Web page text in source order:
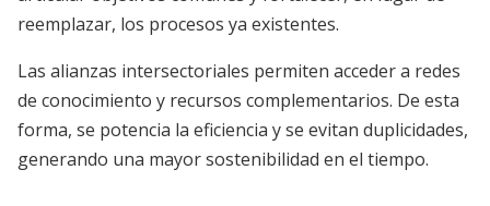
reemplazar, los procesos ya existentes.
Las alianzas intersectoriales permiten acceder a redes
de conocimiento y recursos complementarios. De esta
forma, se potencia la eficiencia y se evitan duplicidades,
generando una mayor sostenibilidad en el tiempo.